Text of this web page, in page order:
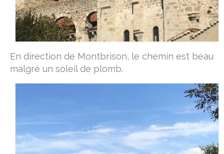
En direction de Montbrison, le chemin est beau
malgré un soleil de plomb.